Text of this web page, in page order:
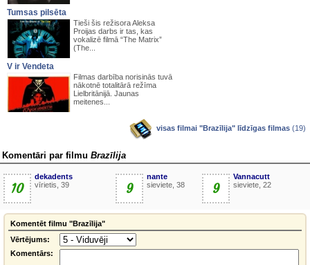
Tumsas pilsēta
Tieši šis režisora Aleksa
Proijas darbs ir tas, kas
vokalizē filmā “The Matrix”
(The...
V ir Vendeta
Filmas darbība norisinās tuvā
nākotnē totalitārā režīma
Lielbritānijā. Jaunas
meitenes...
visas filmai "Brazīlija" līdzīgas filmas (19)
Komentāri par filmu Brazīlija
10
dekadents
vīrietis, 39
9
nante
sieviete, 38
9
Vannacutt
sieviete, 22
Komentēt filmu "Brazīlija"
Vērtējums:
Komentārs: